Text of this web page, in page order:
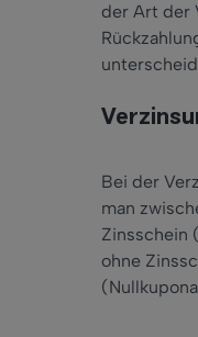
der Art der
Bei der
man
Zinsschein
ohne